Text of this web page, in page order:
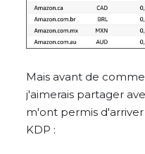
Mais avant de
j'aimerais partager
m'ont permis
KDP :